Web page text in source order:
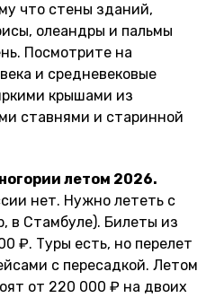
что стены зданий,
олеандры и пальмы
Посмотрите на
и средневековые
крышами из
ставнями и старинной
летом 2026.
нет. Нужно лететь с
в Стамбуле). Билеты из
₽. Туры есть, но перелет
с пересадкой. Летом
от 220 000 ₽ на двоих